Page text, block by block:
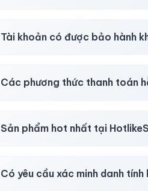
Tài khoản có được bảo hành
Các phương thức thanh toán
Sản phẩm hot nhất tại
Có yêu cầu xác minh danh tính